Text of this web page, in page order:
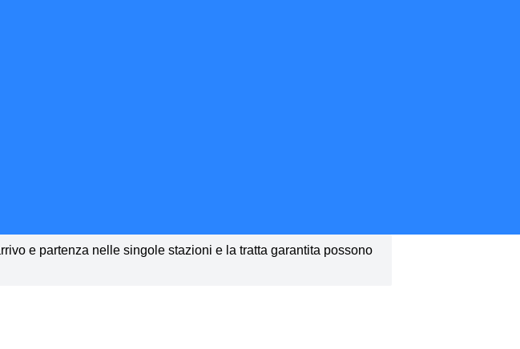
e partenza nelle singole stazioni e la tratta garantita possono